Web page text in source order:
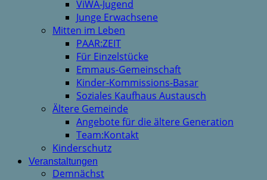
ViWA-Jugend
Junge Erwachsene
Mitten im Leben
PAAR:ZEIT
Für Einzelstücke
Emmaus-Gemeinschaft
Kinder-Kommissions-Basar
Soziales Kaufhaus Austausch
Ältere Gemeinde
Angebote für die ältere Generation
Team:Kontakt
Kinderschutz
Veranstaltungen
Demnächst